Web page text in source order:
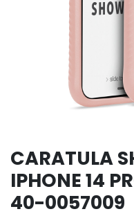
CARATULA
IPHONE 14
40-0057009